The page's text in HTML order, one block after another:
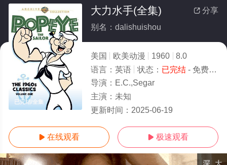
已完结/全集
 分享
大力水手(全集)
别名：dalishuishou
美国 欧美动漫 1960
8.0
语言： 英语 状态： 已完结- 免费在线观看
导演： E.C.,Segar
主演： 未知
更新时间： 2025-06-19
 在线观看  极速观看